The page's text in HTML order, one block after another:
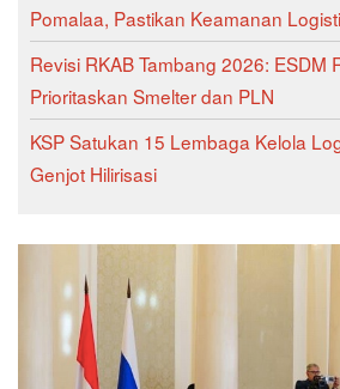
Pomalaa, Pastikan Keamanan
Revisi RKAB Tambang 2026: ESDM
Prioritaskan Smelter dan PLN
KSP Satukan 15 Lembaga Kelola
Genjot Hilirisasi